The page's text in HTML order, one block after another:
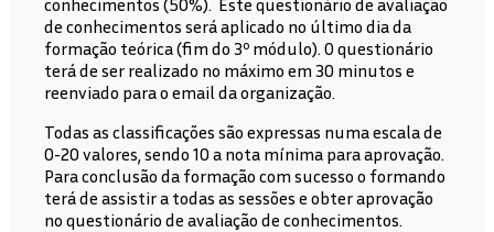
de conhecimentos será aplicado no último dia da
formação teórica (fim do 3º módulo). O questionário
terá de ser realizado no máximo em 30 minutos e
reenviado para o email da organização.
Todas as classificações são expressas numa escala de
0-20 valores, sendo 10 a nota mínima para aprovação.
Para conclusão da formação com sucesso o formando
terá de assistir a todas as sessões e obter aprovação
no questionário de avaliação de conhecimentos.